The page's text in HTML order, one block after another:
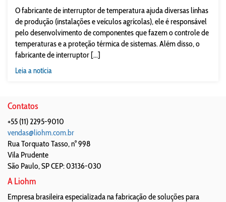
O fabricante de interruptor de temperatura ajuda diversas linhas
de produção (instalações e veículos agrícolas), ele é responsável
pelo desenvolvimento de componentes que fazem o controle de
temperaturas e a proteção térmica de sistemas. Além disso, o
fabricante de interruptor [...]
Leia a notícia
Contatos
+55 (11) 2295-9010
vendas@liohm.com.br
Rua Torquato Tasso, n° 998
Vila Prudente
São Paulo,SPCEP: 03136-030
A Liohm
Empresa brasileira especializada na fabricação de soluções para